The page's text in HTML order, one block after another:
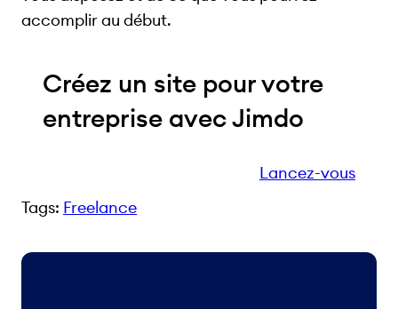
accomplir au début.
Créez un site pour votre
entreprise avec Jimdo
Lancez-vous
Tags: Freelance